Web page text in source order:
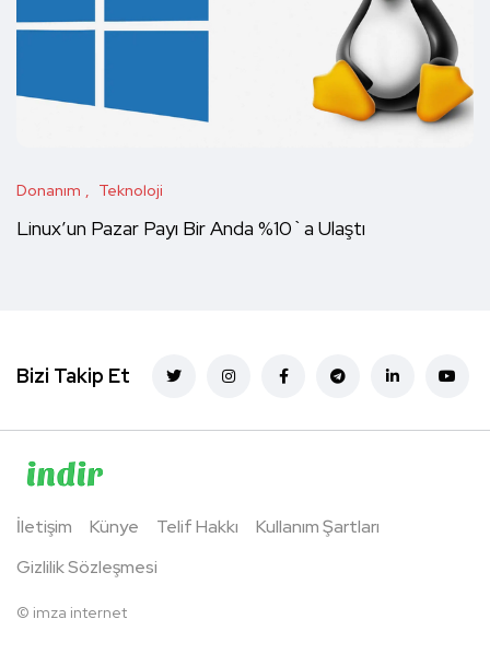
Donanım Teknoloji
Linux’un Pazar Payı Bir Anda %10`a Ulaştı
Bizi Takip Et
İletişim Künye Telif Hakkı
Kullanım Şartları
Gizlilik Sözleşmesi
© imza internet